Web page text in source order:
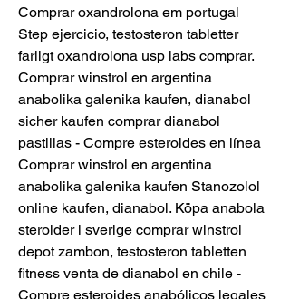
Comprar oxandrolona em portugal
Step ejercicio, testosteron tabletter
farligt oxandrolona usp labs comprar.
Comprar winstrol en argentina
anabolika galenika kaufen, dianabol
sicher kaufen comprar dianabol
pastillas - Compre esteroides en línea
Comprar winstrol en argentina
anabolika galenika kaufen Stanozolol
online kaufen, dianabol. Köpa anabola
steroider i sverige comprar winstrol
depot zambon, testosteron tabletten
fitness venta de dianabol en chile -
Compre esteroides anabólicos legales